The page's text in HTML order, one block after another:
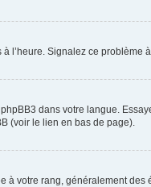
l’heure. Signalez ce problème
dans votre langue.
(voir le lien en bas de page).
votre rang, généralement